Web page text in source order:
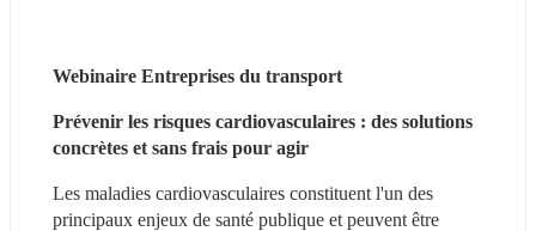
Webinaire Entreprises du transport
Prévenir les risques cardiovasculaires : des solutions
concrètes et sans frais pour agir
Les maladies cardiovasculaires constituent l'un des
principaux enjeux de santé publique et peuvent être